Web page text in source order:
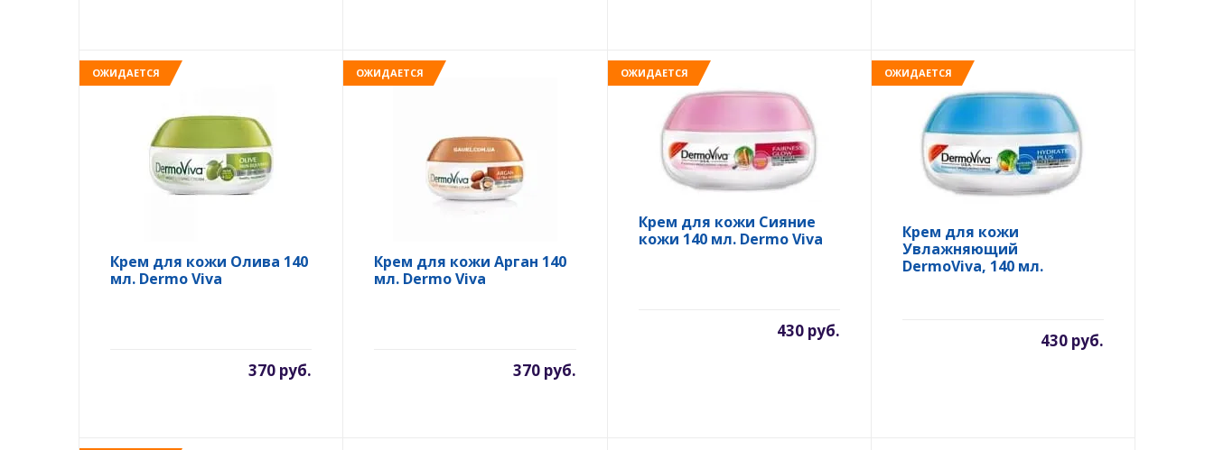
ОЖИДАЕТСЯ
Крем для кожи Олива 140
мл. Dermo Viva
370 руб.
ОЖИДАЕТСЯ
Крем для кожи Арган 140
мл. Dermo Viva
370 руб.
ОЖИДАЕТСЯ
Крем для кожи Сияние
кожи 140 мл. Dermo Viva
430 руб.
ОЖИДАЕТСЯ
Крем для кожи
Увлажняющий
DermoViva, 140 мл.
430 руб.